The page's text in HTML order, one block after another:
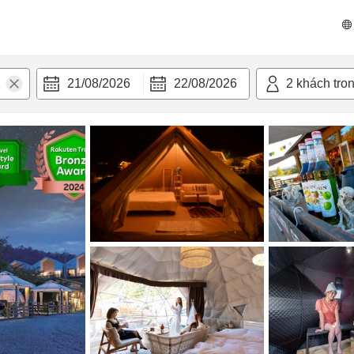
21/08/2026 22/08/2026 2 khách
nghi